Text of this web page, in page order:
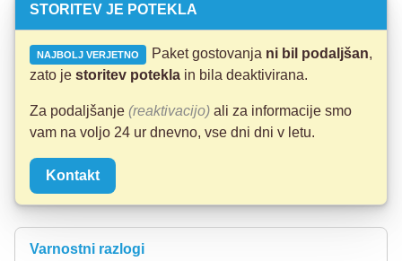
STORITEV JE POTEKLA
NAJBOLJ VERJETNO Paket gostovanja ni bil podaljšan,
zato je storitev potekla in bila deaktivirana.
Za podaljšanje (reaktivacijo) ali za informacije smo
vam na voljo 24 ur dnevno, vse dni dni v letu.
Kontakt
Varnostni razlogi